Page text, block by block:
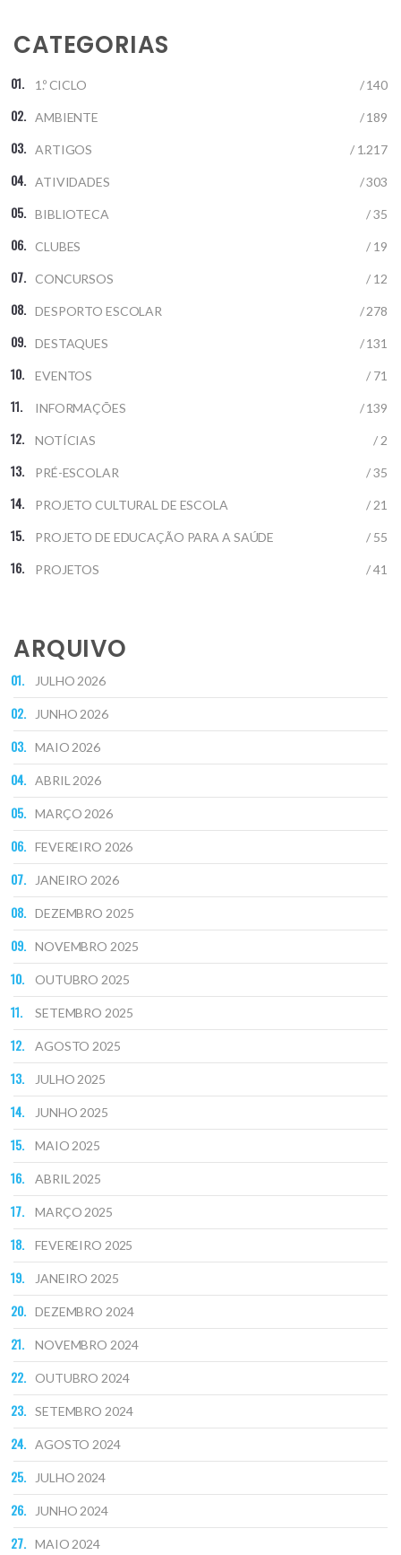
CATEGORIAS
1.º CICLO / 140
AMBIENTE / 189
ARTIGOS / 1.217
ATIVIDADES / 303
BIBLIOTECA / 35
CLUBES / 19
CONCURSOS / 12
DESPORTO ESCOLAR / 278
DESTAQUES / 131
EVENTOS / 71
INFORMAÇÕES / 139
NOTÍCIAS / 2
PRÉ-ESCOLAR / 35
PROJETO CULTURAL DE ESCOLA / 21
PROJETO DE EDUCAÇÃO PARA A SAÚDE / 55
PROJETOS / 41
ARQUIVO
JULHO 2026
JUNHO 2026
MAIO 2026
ABRIL 2026
MARÇO 2026
FEVEREIRO 2026
JANEIRO 2026
DEZEMBRO 2025
NOVEMBRO 2025
OUTUBRO 2025
SETEMBRO 2025
AGOSTO 2025
JULHO 2025
JUNHO 2025
MAIO 2025
ABRIL 2025
MARÇO 2025
FEVEREIRO 2025
JANEIRO 2025
DEZEMBRO 2024
NOVEMBRO 2024
OUTUBRO 2024
SETEMBRO 2024
AGOSTO 2024
JULHO 2024
JUNHO 2024
MAIO 2024